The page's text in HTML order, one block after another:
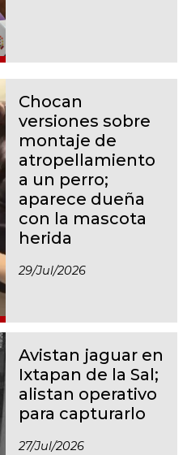
Chocan
versiones sobre
montaje de
atropellamiento
a un perro;
aparece dueña
con la mascota
herida
29/jul/2026
Avistan jaguar en
Ixtapan de la Sal;
alistan operativo
para capturarlo
27/jul/2026